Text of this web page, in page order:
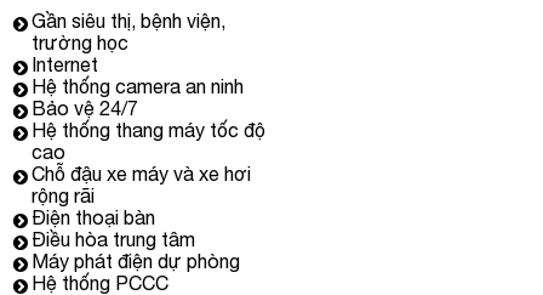
Gần siêu thị, bệnh viện,
trường học
Internet
Hệ thống camera an ninh
Bảo vệ 24/7
Hệ thống thang máy tốc độ
cao
Chỗ đậu xe máy và xe hơi
rộng rãi
Điện thoại bàn
Điều hòa trung tâm
Máy phát điện dự phòng
Hệ thống PCCC